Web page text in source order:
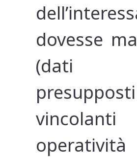
dovesse
presupposti